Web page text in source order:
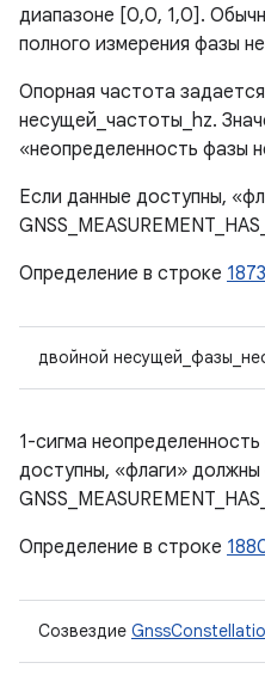
диапазоне [0,0, 1,0].
полного измерения фазы
Опорная частота
несущей_частоты_hz.
«неопределенность фазы
Если данные доступны,
Определение в строке 1873
двойной
1-сигма
доступны, «флаги»
Определение в строке
Созвездие